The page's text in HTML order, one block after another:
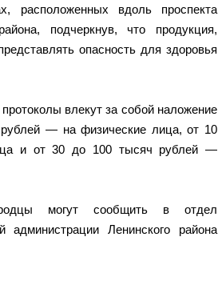
расположенных вдоль проспекта
подчеркнув, что продукция,
опасность для здоровья
влекут за собой наложение
— на физические лица, от 10
и от 30 до 100 тысяч рублей —
могут сообщить в отдел
администрации Ленинского района